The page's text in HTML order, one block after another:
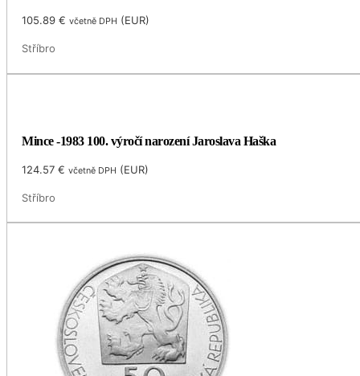
105.89€ včetně DPH (EUR)
Stříbro
Mince -1983 100. výročí narození Jaroslava Haška
124.57€ včetně DPH (EUR)
Stříbro